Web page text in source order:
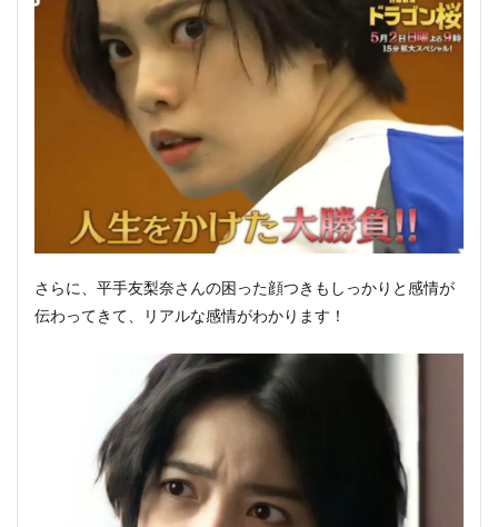
さらに、平手友梨奈さんの困った顔つきもしっかりと感情が
伝わってきて、リアルな感情がわかります！